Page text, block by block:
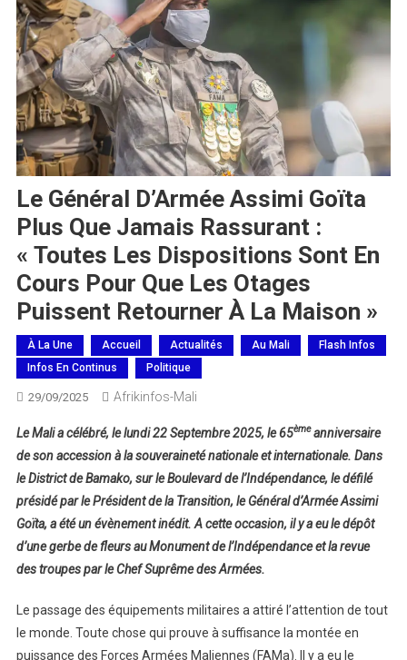
Le Général D’Armée Assimi Goïta
Plus Que Jamais Rassurant :
« Toutes Les Dispositions Sont En
Cours Pour Que Les Otages
Puissent Retourner À La Maison »
À La Une Accueil Actualités Au Mali
Flash Infos
Infos En Continus
Politique
29/09/2025 Afrikinfos-Mali
Le Mali a célébré, le lundi 22 Septembre 2025, le 65èmeanniversaire
de son accession à la souveraineté nationale et internationale. Dans
le District de Bamako, sur le Boulevard de l’Indépendance, le défilé
présidé par le Président de la Transition, le Général d’Armée Assimi
Goïta, a été un évènement inédit. A cette occasion, il y a eu le dépôt
d’une gerbe de fleurs au Monument de l’Indépendance et la revue
des troupes par le Chef Suprême des Armées.
Le passage des équipements militaires a attiré l’attention de tout
le monde. Toute chose qui prouve à suffisance la montée en
puissance des Forces Armées Maliennes (FAMa). Il y a eu le